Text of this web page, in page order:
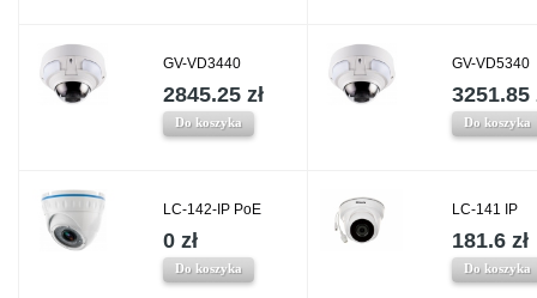
GV-VD3440
2845.25 zł
Do koszyka
GV-VD5340
3251.85
Do koszyka
LC-142-IP PoE
0 zł
Do koszyka
LC-141 IP
181.6 zł
Do koszyka